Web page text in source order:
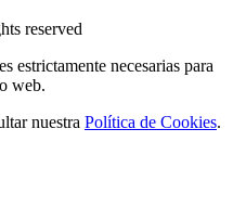
reserved
estrictamente necesarias para
web.
nuestra Política de Cookies.